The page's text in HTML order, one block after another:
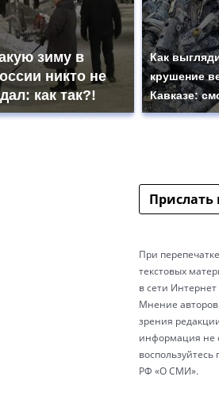
зиму в
никто не
как так?!
Как
крушение
Кавказе:
Прислать
При
текстовых
в сети
Мнение авторов
зрения
информация не
воспользуйтесь
РФ «О СМИ».